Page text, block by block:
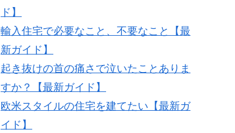
ド】
輸入住宅で必要なこと、不要なこと【最
新ガイド】
起き抜けの首の痛さで泣いたことありま
すか？【最新ガイド】
欧米スタイルの住宅を建てたい【最新ガ
イド】